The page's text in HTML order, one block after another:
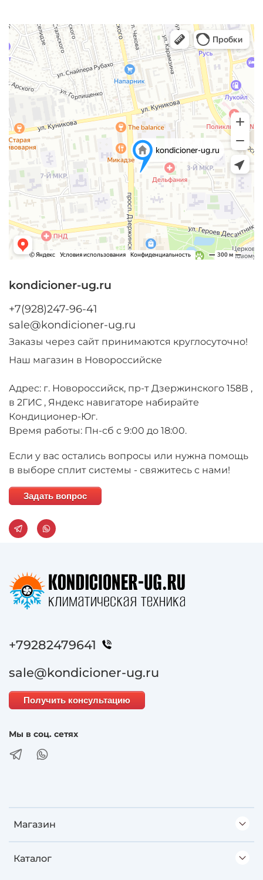
kondicioner-ug.ru
+7(928)247-96-41
sale@kondicioner-ug.ru
Заказы через сайт принимаются круглосуточно!
Наш магазин в Новороссийске
Адрес: г. Новороссийск, пр-т Дзержинского 158В ,
в 2ГИС , Яндекс навигаторе набирайте
Кондиционер-Юг.
Время работы: Пн-сб с 9:00 до 18:00.
Если у вас остались вопросы или нужна помощь
в выборе сплит системы - свяжитесь с нами!
Задать вопрос
Магазин
Каталог
+79282479641
sale@kondicioner-ug.ru
Получить консультацию
Мы в соц. сетях